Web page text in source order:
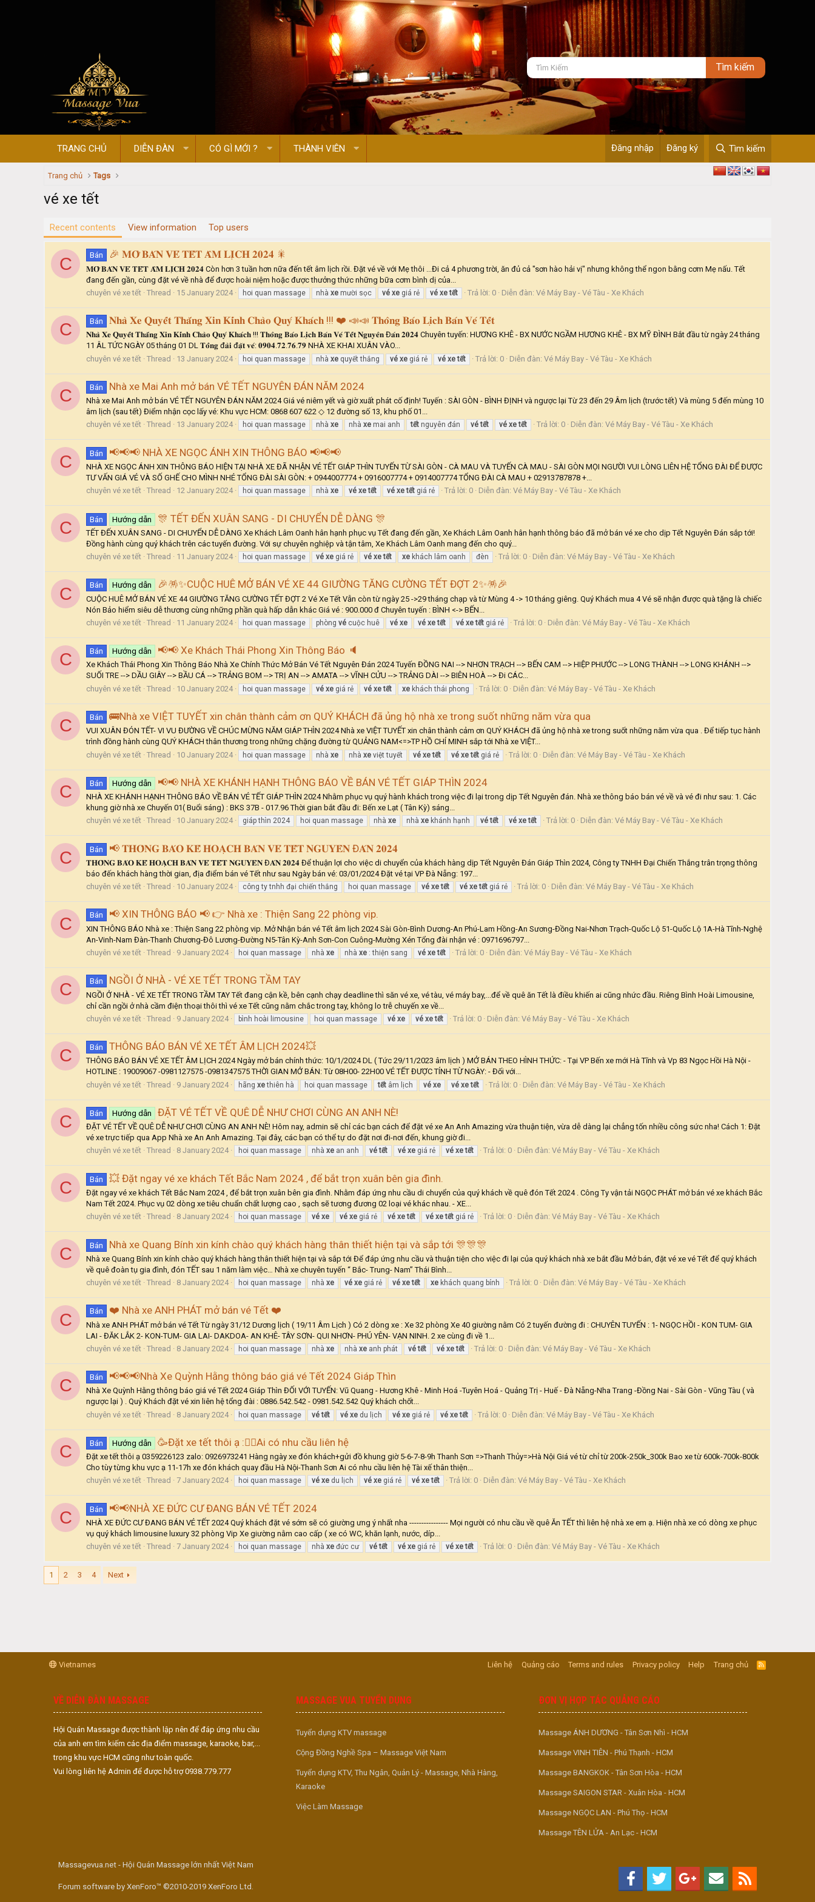
TRANG CHỦ DIỄN ĐÀN CÓ GÌ MỚI ? THÀNH VIÊN Đăng nhập Đăng ký Tìm kiếm
Trang chủ Tags
vé xe tết
Recent contents View information Top users
C Bán 🎉 𝐌𝐎̛̉ 𝐁𝐀́𝐍 𝐕𝐄́ 𝐓𝐄̂́𝐓 𝐀̂𝐌 𝐋𝐈̣𝐂𝐇 𝟐𝟎𝟐𝟒 🎇
𝐌𝐎̛̉ 𝐁𝐀́𝐍 𝐕𝐄́ 𝐓𝐄̂́𝐓 𝐀̂𝐌 𝐋𝐈̣𝐂𝐇 𝟐𝟎𝟐𝟒 Còn hơn 3 tuần hơn nữa đến tết âm lịch rồi. Đặt vé về với Mẹ thôi ...Đi cả 4 phương trời, ăn đủ cả "sơn hào hải vị" nhưng không thể ngon bằng cơm Mẹ nấu. Tết
đang đến gần, cùng đặt vé về nhà để được hoài niệm hoặc được thưởng thức những bữa cơm bình dị của...
chuyên vé xe tết Thread 15 January 2024 hoi quan massage nhà xe mười sọc vé xe giá rẻ vé xe tết Trả lời: 0 Diễn đàn: Vé Máy Bay - Vé Tàu - Xe Khách
C Bán 𝐍𝐡𝐚̀ 𝐗𝐞 𝐐𝐮𝐲𝐞̂́𝐭 𝐓𝐡𝐚̆́𝐧𝐠 𝐗𝐢𝐧 𝐊𝐢́𝐧𝐡 𝐂𝐡𝐚̀𝐨 𝐐𝐮𝐲́ 𝐊𝐡𝐚́𝐜𝐡 !!! ❤️ 📣📣 𝐓𝐡𝐨̂𝐧𝐠 𝐁𝐚́𝐨 𝐋𝐢̣𝐜𝐡 𝐁𝐚́𝐧 𝐕𝐞́ 𝐓𝐞̂́𝐭
𝐍𝐡𝐚̀ 𝐗𝐞 𝐐𝐮𝐲𝐞̂́𝐭 𝐓𝐡𝐚̆́𝐧𝐠 𝐗𝐢𝐧 𝐊𝐢́𝐧𝐡 𝐂𝐡𝐚̀𝐨 𝐐𝐮𝐲́ 𝐊𝐡𝐚́𝐜𝐡 !!! 𝐓𝐡𝐨̂𝐧𝐠 𝐁𝐚́𝐨 𝐋𝐢̣𝐜𝐡 𝐁𝐚́𝐧 𝐕𝐞́ 𝐓𝐞̂́𝐭 𝐍𝐠𝐮𝐲𝐞̂𝐧 Đ𝐚́𝐧 𝟐𝟎𝟐𝟒 Chuyên tuyến: HƯƠNG KHÊ - BX NƯỚC NGẦM HƯƠNG KHÊ - BX MỸ ĐÌNH Bắt đầu từ ngày 24 tháng
11 ÂL TỨC NGÀY 05 tháng 01 DL 𝐓𝐨̂̉𝐧𝐠 đ𝐚̀𝐢 đ𝐚̣̆𝐭 𝐯𝐞́: 𝟎𝟗𝟎𝟒.𝟕𝟐.𝟕𝟔.𝟕𝟗 NHÀ XE KHAI XUÂN VÀO...
chuyên vé xe tết Thread 13 January 2024 hoi quan massage nhà xe quyết thắng vé xe giá rẻ vé xe tết Trả lời: 0 Diễn đàn: Vé Máy Bay - Vé Tàu - Xe Khách
C Bán Nhà xe Mai Anh mở bán VÉ TẾT NGUYÊN ĐÁN NĂM 2024
Nhà xe Mai Anh mở bán VÉ TẾT NGUYÊN ĐÁN NĂM 2024 Giá vé niêm yết và giờ xuất phát cố định! Tuyến : SÀI GÒN - BÌNH ĐỊNH và ngược lại Từ 23 đến 29 Âm lịch (trước tết) Và mùng 5 đến mùng 10
âm lịch (sau tết) Điểm nhận cọc lấy vé: Khu vực HCM: 0868 607 622 ◇ 12 đường số 13, khu phố 01...
chuyên vé xe tết Thread 13 January 2024 hoi quan massage nhà xe nhà xe mai anh tết nguyên đán vé tết vé xe tết Trả lời: 0 Diễn đàn: Vé Máy Bay - Vé Tàu - Xe Khách
C Bán 📢📢📢 NHÀ XE NGỌC ÁNH XIN THÔNG BÁO 📢📢📢
NHÀ XE NGỌC ÁNH XIN THÔNG BÁO HIỆN TẠI NHÀ XE ĐÃ NHẬN VÉ TẾT GIÁP THÌN TUYẾN TỪ SÀI GÒN - CÀ MAU VÀ TUYẾN CÀ MAU - SÀI GÒN MỌI NGƯỜI VUI LÒNG LIÊN HỆ TỔNG ĐÀI ĐỂ ĐƯỢC
TƯ VẤN GIÁ VÉ VÀ SỐ GHẾ CHO MÌNH NHÉ TỔNG ĐÀI SÀI GÒN: + 0944007774 + 0916007774 + 0914007774 TỔNG ĐÀI CÀ MAU + 02913787878 +...
chuyên vé xe tết Thread 12 January 2024 hoi quan massage nhà xe vé xe tết vé xe tết giá rẻ Trả lời: 0 Diễn đàn: Vé Máy Bay - Vé Tàu - Xe Khách
C Bán Hướng dẫn 🎊 TẾT ĐẾN XUÂN SANG - DI CHUYỂN DỄ DÀNG 🎊
TẾT ĐẾN XUÂN SANG - DI CHUYỂN DỄ DÀNG Xe Khách Lâm Oanh hân hạnh phục vụ Tết đang đến gần, Xe Khách Lâm Oanh hân hạnh thông báo đã mở bán vé xe cho dịp Tết Nguyên Đán sắp tới!
Đồng hành cùng quý khách trên các tuyến đường. Với sự chuyên nghiệp và tận tâm, Xe Khách Lâm Oanh mang đến cho quý...
chuyên vé xe tết Thread 11 January 2024 hoi quan massage vé xe giá rẻ vé xe tết xe khách lâm oanh đèn Trả lời: 0 Diễn đàn: Vé Máy Bay - Vé Tàu - Xe Khách
C Bán Hướng dẫn 🎉🪅✨CUỘC HUÊ MỞ BÁN VÉ XE 44 GIƯỜNG TĂNG CƯỜNG TẾT ĐỢT 2✨🪅🎉
CUỘC HUÊ MỞ BÁN VÉ XE 44 GIƯỜNG TĂNG CƯỜNG TẾT ĐỢT 2 Vé Xe Tết Vẫn còn từ ngày 25 ->29 tháng chạp và từ Mùng 4 -> 10 tháng giêng. Quý Khách mua 4 Vé sẽ nhận được quà tặng là chiếc
Nón Bảo hiểm siêu dễ thương cùng những phần quà hấp dẫn khác Giá vé : 900.000 đ Chuyên tuyến : BÌNH <-> BẾN...
chuyên vé xe tết Thread 11 January 2024 hoi quan massage phòng vé cuộc huê vé xe vé xe tết vé xe tết giá rẻ Trả lời: 0 Diễn đàn: Vé Máy Bay - Vé Tàu - Xe Khách
C Bán Hướng dẫn 📢📢 Xe Khách Thái Phong Xin Thông Báo 🔈
Xe Khách Thái Phong Xin Thông Báo Nhà Xe Chính Thức Mở Bán Vé Tết Nguyên Đán 2024 Tuyến ĐỒNG NAI --> NHƠN TRẠCH --> BẾN CAM --> HIỆP PHƯỚC --> LONG THÀNH --> LONG KHÁNH -->
SUỐI TRE --> DẦU GIÂY --> BẦU CÁ --> TRẢNG BOM --> TRỊ AN --> AMATA --> VĨNH CỬU --> TRẢNG DÀI --> BIÊN HOÀ --> Đi CÁC...
chuyên vé xe tết Thread 10 January 2024 hoi quan massage vé xe giá rẻ vé xe tết xe khách thái phong Trả lời: 0 Diễn đàn: Vé Máy Bay - Vé Tàu - Xe Khách
C Bán 🚌Nhà xe VIỆT TUYẾT xin chân thành cảm ơn QUÝ KHÁCH đã ủng hộ nhà xe trong suốt những năm vừa qua
VUI XUÂN ĐÓN TẾT- VI VU ĐƯỜNG VỀ CHÚC MỪNG NĂM GIÁP THÌN 2024 Nhà xe VIỆT TUYẾT xin chân thành cảm ơn QUÝ KHÁCH đã ủng hộ nhà xe trong suốt những năm vừa qua . Để tiếp tục hành
trình đồng hành cùng QUÝ KHÁCH thân thương trong những chặng đường từ QUẢNG NAM<=>TP HỒ CHÍ MINH sắp tới Nhà xe VIỆT...
chuyên vé xe tết Thread 10 January 2024 hoi quan massage nhà xe nhà xe việt tuyết vé xe tết vé xe tết giá rẻ Trả lời: 0 Diễn đàn: Vé Máy Bay - Vé Tàu - Xe Khách
C Bán Hướng dẫn 📢📢 NHÀ XE KHÁNH HẠNH THÔNG BÁO VỀ BÁN VÉ TẾT GIÁP THÌN 2024
NHÀ XE KHÁNH HẠNH THÔNG BÁO VỀ BÁN VÉ TẾT GIÁP THÌN 2024 Nhằm phục vụ quý hành khách trong việc đi lại trong dịp Tết Nguyên đán. Nhà xe thông báo bán vé về và vé đi như sau: 1. Các
khung giờ nhà xe Chuyến 01( Buổi sáng) : BKS 37B - 017.96 Thời gian bắt đầu đi: Bến xe Lạt ( Tân Kỳ) sáng...
chuyên vé xe tết Thread 10 January 2024 giáp thìn 2024 hoi quan massage nhà xe nhà xe khánh hạnh vé tết vé xe tết Trả lời: 0 Diễn đàn: Vé Máy Bay - Vé Tàu - Xe Khách
C Bán 📢 𝐓𝐇𝐎̂𝐍𝐆 𝐁𝐀́𝐎 𝐊𝐄̂́ 𝐇𝐎𝐀̣𝐂𝐇 𝐁𝐀́𝐍 𝐕𝐄́ 𝐓𝐄̂́𝐓 𝐍𝐆𝐔𝐘𝐄̂𝐍 Đ𝐀́𝐍 𝟐𝟎𝟐𝟒
𝐓𝐇𝐎̂𝐍𝐆 𝐁𝐀́𝐎 𝐊𝐄̂́ 𝐇𝐎𝐀̣𝐂𝐇 𝐁𝐀́𝐍 𝐕𝐄́ 𝐓𝐄̂́𝐓 𝐍𝐆𝐔𝐘𝐄̂𝐍 Đ𝐀́𝐍 𝟐𝟎𝟐𝟒 Để thuận lợi cho việc di chuyển của khách hàng dịp Tết Nguyên Đán Giáp Thìn 2024, Công ty TNHH Đại Chiến Thắng trân trọng thông
báo đến khách hàng thời gian, địa điểm bán vé Tết như sau Ngày bán vé: 03/01/2024 Đặt vé tại VP Đà Nẵng: 197...
chuyên vé xe tết Thread 10 January 2024 công ty tnhh đại chiến thắng hoi quan massage vé xe tết vé xe tết giá rẻ Trả lời: 0 Diễn đàn: Vé Máy Bay - Vé Tàu - Xe Khách
C Bán 📢 XIN THÔNG BÁO 📢 👉 Nhà xe : Thiện Sang 22 phòng vip.
XIN THÔNG BÁO Nhà xe : Thiện Sang 22 phòng vip. Mở Nhận bán vé Tết âm lịch 2024 Sài Gòn-Bình Dương-An Phú-Lam Hồng-An Sương-Đồng Nai-Nhơn Trạch-Quốc Lộ 51-Quốc Lộ 1A-Hà Tĩnh-Nghệ
An-Vinh-Nam Đàn-Thanh Chương-Đô Lương-Đường N5-Tân Kỳ-Anh Sơn-Con Cuông-Mường Xén Tổng đài nhận vé : 0971696797...
chuyên vé xe tết Thread 9 January 2024 hoi quan massage nhà xe nhà xe : thiện sang vé xe tết Trả lời: 0 Diễn đàn: Vé Máy Bay - Vé Tàu - Xe Khách
C Bán NGỒI Ở NHÀ - VÉ XE TẾT TRONG TẦM TAY
NGỒI Ở NHÀ - VÉ XE TẾT TRONG TẦM TAY Tết đang cận kề, bên cạnh chạy deadline thì săn vé xe, vé tàu, vé máy bay,...để về quê ăn Tết là điều khiến ai cũng nhức đầu. Riêng Bình Hoài Limousine,
chỉ cần ngồi ở nhà cầm điện thoại thôi thì vé xe Tết cũng nằm chắc trong tay, không lo trễ chuyến xe về...
chuyên vé xe tết Thread 9 January 2024 bình hoài limousine hoi quan massage vé xe vé xe tết Trả lời: 0 Diễn đàn: Vé Máy Bay - Vé Tàu - Xe Khách
C Bán THÔNG BÁO BÁN VÉ XE TẾT ÂM LỊCH 2024💥
THÔNG BÁO BÁN VÉ XE TẾT ÂM LỊCH 2024 Ngày mở bán chính thức: 10/1/2024 DL ( Tức 29/11/2023 âm lịch ) MỞ BÁN THEO HÌNH THỨC: - Tại VP Bến xe mới Hà Tĩnh và Vp 83 Ngọc Hồi Hà Nội -
HOTLINE : 19009067 -0981127575 -0981347575 THỜI GIAN MỞ BÁN: Từ 08H00- 22H00 VÉ TẾT ĐƯỢC TÍNH TỪ NGÀY: - Đối với...
chuyên vé xe tết Thread 9 January 2024 hãng xethiên hà hoi quan massage tết âm lịch vé xe vé xe tết Trả lời: 0 Diễn đàn: Vé Máy Bay - Vé Tàu - Xe Khách
C Bán Hướng dẫn ĐẶT VÉ TẾT VỀ QUÊ DỄ NHƯ CHƠI CÙNG AN ANH NÈ!
ĐẶT VÉ TẾT VỀ QUÊ DỄ NHƯ CHƠI CÙNG AN ANH NÈ! Hôm nay, admin sẽ chỉ các bạn cách để đặt vé xe An Anh Amazing vừa thuận tiện, vừa dễ dàng lại chẳng tốn nhiều công sức nha! Cách 1: Đặt
vé xe trực tiếp qua App Nhà xe An Anh Amazing. Tại đây, các bạn có thể tự do đặt nơi đi-nơi đến, khung giờ đi...
chuyên vé xe tết Thread 8 January 2024 hoi quan massage nhà xe an anh vé tết vé xe giá rẻ vé xe tết Trả lời: 0 Diễn đàn: Vé Máy Bay - Vé Tàu - Xe Khách
C Bán 💥 Đặt ngay vé xe khách Tết Bắc Nam 2024 , để bắt trọn xuân bên gia đình.
Đặt ngay vé xe khách Tết Bắc Nam 2024 , để bắt trọn xuân bên gia đình. Nhằm đáp ứng nhu cầu di chuyển của quý khách về quê đón Tết 2024 . Công Ty vận tải NGỌC PHÁT mở bán vé xe khách Bắc
Nam Tết 2024. Phục vụ 02 dòng xe tiêu chuẩn chất lượng cao , sạch sẽ tương đương 02 loại vé khác nhau. - XE...
chuyên vé xe tết Thread 8 January 2024 hoi quan massage vé xe vé xe giá rẻ vé xe tết vé xe tết giá rẻ Trả lời: 0 Diễn đàn: Vé Máy Bay - Vé Tàu - Xe Khách
C Bán Nhà xe Quang Bính xin kính chào quý khách hàng thân thiết hiện tại và sắp tới 🎊🎊🎊
Nhà xe Quang Bính xin kính chào quý khách hàng thân thiết hiện tại và sắp tới Để đáp ứng nhu cầu và thuận tiện cho việc đi lại của quý khách nhà xe bắt đầu Mở bán, đặt vé xe vé Tết để quý khách
về quê đoàn tụ gia đình, đón TẾT sau 1 năm làm việc… Nhà xe chuyên tuyến “ Bắc- Trung- Nam” Thái Bình...
chuyên vé xe tết Thread 8 January 2024 hoi quan massage nhà xe vé xe giá rẻ vé xe tết xe khách quang bính Trả lời: 0 Diễn đàn: Vé Máy Bay - Vé Tàu - Xe Khách
C Bán ❤️ Nhà xe ANH PHÁT mở bán vé Tết ❤️
Nhà xe ANH PHÁT mở bán vé Tết Từ ngày 31/12 Dương lịch ( 19/11 Âm Lịch ) Có 2 dòng xe : Xe 32 phòng Xe 40 giường nằm Có 2 tuyến đường đi : CHUYÊN TUYẾN : 1- NGỌC HỒI - KON TUM- GIA
LAI - ĐĂK LẮK 2- KON-TUM- GIA LAI- DAKDOA- AN KHÊ- TÂY SƠN- QUI NHƠN- PHÚ YÊN- VẠN NINH. 2 xe cùng đi về 1...
chuyên vé xe tết Thread 8 January 2024 hoi quan massage nhà xe nhà xe anh phát vé tết vé xe tết Trả lời: 0 Diễn đàn: Vé Máy Bay - Vé Tàu - Xe Khách
C Bán 📢📢📢Nhà Xe Quỳnh Hằng thông báo giá vé Tết 2024 Giáp Thìn
Nhà Xe Quỳnh Hằng thông báo giá vé Tết 2024 Giáp Thìn ĐỐI VỚI TUYẾN: Vũ Quang - Hương Khê - Minh Hoá -Tuyên Hoá - Quảng Trị - Huế - Đà Nẵng-Nha Trang -Đồng Nai - Sài Gòn - Vũng Tàu ( và
ngược lại ) . Quý Khách đặt vé xin liên hệ tổng đài : 0886.542.542 - 0981.542.542 Quý khách chốt...
chuyên vé xe tết Thread 8 January 2024 hoi quan massage vé tết vé xe du lịch vé xe giá rẻ vé xe tết Trả lời: 0 Diễn đàn: Vé Máy Bay - Vé Tàu - Xe Khách
C Bán Hướng dẫn 🥳Đặt xe tết thôi ạ :🙋‍♂️Ai có nhu cầu liên hệ
Đặt xe tết thôi ạ 0359226123 zalo: 0926973241 Hàng ngày xe đón khách+gửi đồ khung giờ 5-6-7-8-9h Thanh Sơn =>Thanh Thủy=>Hà Nội Giá vé từ chỉ từ 200k-250k_300k Bao xe từ 600k-700k-800k
Cho tùy từng khu vực ạ 11-17h xe đón khách quay đầu Hà Nội-Thanh Sơn Ai có nhu cầu liên hệ Tài xế thân thiện...
chuyên vé xe tết Thread 7 January 2024 hoi quan massage vé xe du lịch vé xe giá rẻ vé xe tết Trả lời: 0 Diễn đàn: Vé Máy Bay - Vé Tàu - Xe Khách
C Bán 📢📢NHÀ XE ĐỨC CƯ ĐANG BÁN VÉ TẾT 2024
NHÀ XE ĐỨC CƯ ĐANG BÁN VÉ TẾT 2024 Quý khách đặt vé sớm sẽ có giường ưng ý nhất nha ---------------- Mọi người có nhu cầu về quê Ăn TẾT thì liên hệ nhà xe em ạ. Hiện nhà xe có dòng xe phục
vụ quý khách limousine luxury 32 phòng Vip Xe giường nằm cao cấp ( xe có WC, khăn lạnh, nước, díp...
chuyên vé xe tết Thread 7 January 2024 hoi quan massage nhà xe đức cư vé tết vé xe giá rẻ vé xe tết Trả lời: 0 Diễn đàn: Vé Máy Bay - Vé Tàu - Xe Khách
1 2 3 4 Next
Vietnames Liên hệ Quảng cáo Terms and rules Privacy policy Help Trang chủ
R
S
VỀ DIỄN ĐÀN MASSAGE
Hội Quán Massage được thành lập nên để đáp ứng nhu cầu
của anh em tìm kiếm các địa điểm massage, karaoke, bar,...
trong khu vực HCM cũng như toàn quốc.
Vui lòng liên hệ Admin để được hỗ trợ 0938.779.777
MASSAGE VUA TUYỂN DỤNG
Tuyển dụng KTV massage
Cộng Đồng Nghề Spa – Massage Việt Nam
Tuyển dụng KTV, Thu Ngân, Quản Lý - Massage, Nhà Hàng,
Karaoke
Việc Làm Massage
ĐƠN VỊ HỢP TÁC QUẢNG CÁO
Massage ÁNH DƯƠNG - Tân Sơn Nhì - HCM
Massage VINH TIÊN - Phú Thạnh - HCM
Massage BANGKOK - Tân Sơn Hòa - HCM
Massage SAIGON STAR - Xuân Hòa - HCM
Massage NGỌC LAN - Phú Thọ - HCM
Massage TÊN LỬA - An Lạc - HCM
Massagevua.net - Hội Quán Massage lớn nhất Việt Nam
Forum software by XenForo™ ©2010-2019 XenForo Ltd.